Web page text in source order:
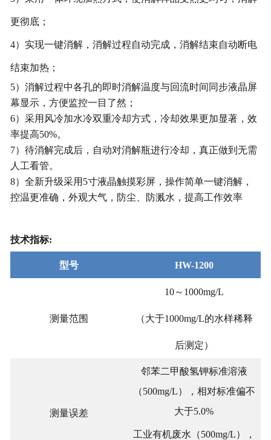
更彻底；
4）实现一键消解，消解过程自动完成，消解结束自动断电
结束加热；
5）消解过程中各孔的即时消解温度与回流时间同步液晶屏
幕显示，方便监控一目了然；
6）采用风冷加水冷双重冷却方式，冷却效果更加显著，效
率提高50%。
7）待消解完成后，自动对消解瓶进行冷却，真正做到无需
人工看管。
8）全新升级采用5寸液晶触摸彩屏，操作简单一键消解，
控温更准确，外观大气，防尘、防溅水，提高工作效率
技术指标:
型号 HW-1200
测量范围
10～1000mg/L
（大于1000mg/L的水样稀释
后测定）
测量误差
邻苯二甲酸氢钾标准溶液
（500mg/L），相对标准偏不
大于5.0%
工业有机废水（500mg/L），